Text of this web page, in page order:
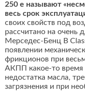
250 e называют
весь срок
своих свойств под
рассчитано на очень
Мерседес-Бенц B
появлении
фрикционов при
АКПП какое-то время
недостатка масла,
загрязнения и при